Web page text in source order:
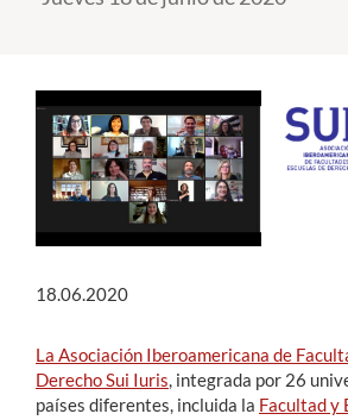
Académicos
Funcionarios
Alumni
English
18.06.2020
La Asociación Iberoamericana de
Derecho Sui Iuris, integrada por 26
países diferentes, incluida la Facultad y